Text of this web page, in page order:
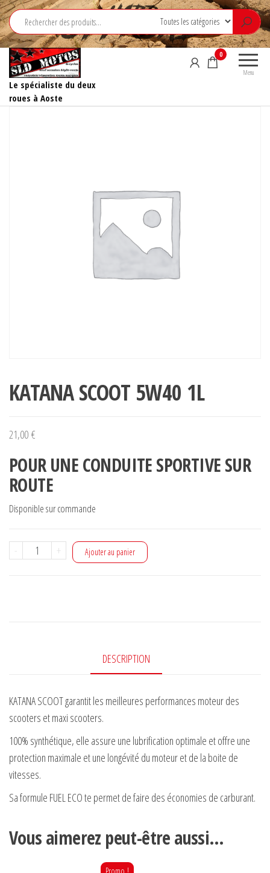
Aller
au
contenu
Le spécialiste du deux
roues à Aoste
Menu
0
KATANA SCOOT 5W40 1L
21,00 €
POUR UNE CONDUITE SPORTIVE SUR
ROUTE
Disponible sur commande
-
quantité+ Ajouter au panier
DESCRIPTION
KATANA SCOOT garantit les meilleures performances moteur des
scooters et maxi scooters.
100% synthétique, elle assure une lubrification optimale et offre une
protection maximale et une longévité du moteur et de la boite de
vitesses.
Sa formule FUEL ECO te permet de faire des économies de carburant.
Vous aimerez peut-être aussi…